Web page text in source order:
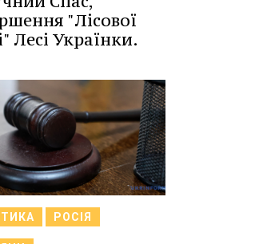
"Лісової
Лесі Українки.
РОСІЯ